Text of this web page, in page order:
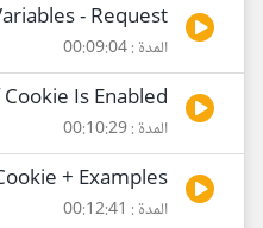
- Request
المدة : 00:09:04
Is Enabled
المدة : 00:10:29
+ Examples
المدة : 00:12:41